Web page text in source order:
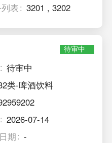
表
3201 ,3202
待审中
待审中
类-啤酒饮料
2026-07-14
期
-